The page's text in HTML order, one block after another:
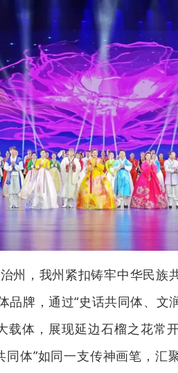
州，我州紧扣铸牢中华民族
品牌，通过“史话共同体、文
载体，展现延边石榴之花常
同体”如同一支传神画笔，汇